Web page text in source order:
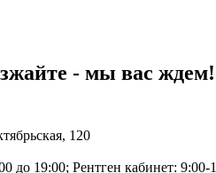
- мы вас ждем!
120
до 19:00; Рентген кабинет: 9:00-